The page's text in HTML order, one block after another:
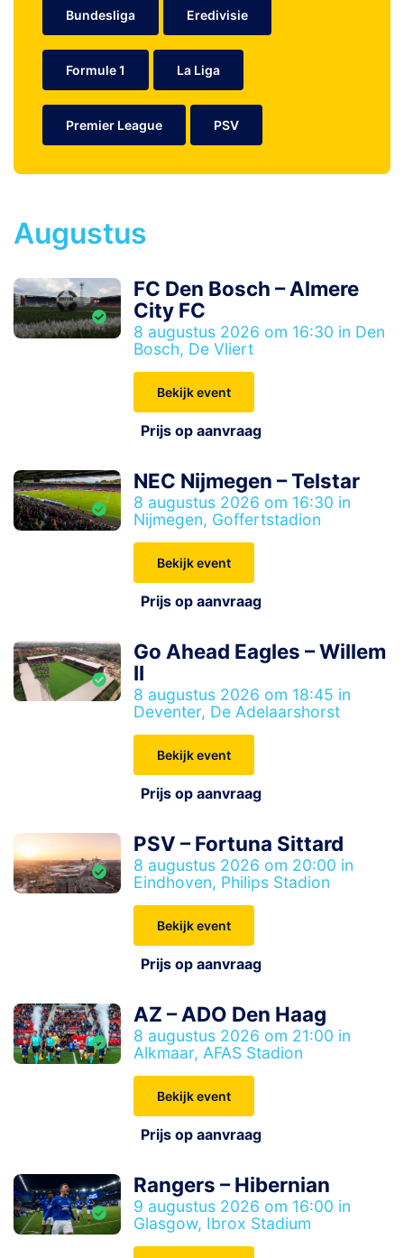
Bundesliga Eredivisie
Formule 1 La Liga
Premier League PSV
Augustus
FC Den Bosch – Almere
City FC
8 augustus 2026 om 16:30 in Den
Bosch, De Vliert
Bekijk event
Prijs op aanvraag
NEC Nijmegen – Telstar
8 augustus 2026 om 16:30 in
Nijmegen, Goffertstadion
Bekijk event
Prijs op aanvraag
Go Ahead Eagles – Willem
II
8 augustus 2026 om 18:45 in
Deventer, De Adelaarshorst
Bekijk event
Prijs op aanvraag
PSV – Fortuna Sittard
8 augustus 2026 om 20:00 in
Eindhoven, Philips Stadion
Bekijk event
Prijs op aanvraag
AZ – ADO Den Haag
8 augustus 2026 om 21:00 in
Alkmaar, AFAS Stadion
Bekijk event
Prijs op aanvraag
Rangers – Hibernian
9 augustus 2026 om 16:00 in
Glasgow, Ibrox Stadium